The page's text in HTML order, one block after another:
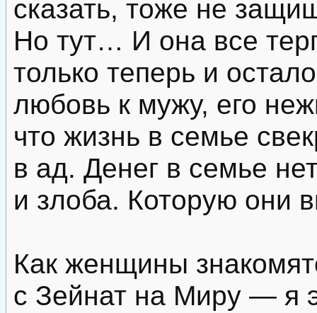
сказать, тоже не
Но тут… И она все
только теперь и
любовь к мужу, его
что жизнь в семье
в ад. Денег в семье
и злоба. Которую они
Как женщины
с Зейнат на Миру — я